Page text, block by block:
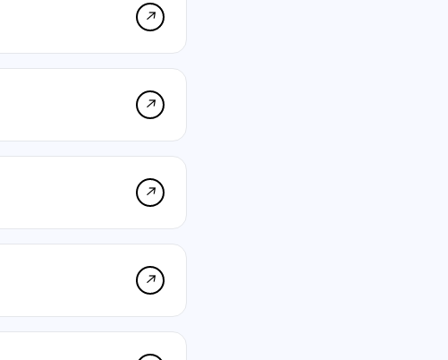
↗
↗
↗
↗